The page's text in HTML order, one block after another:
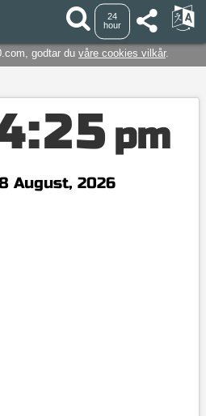
24
hour
godtar du våre cookies vilkår.
:25 pm
August, 2026